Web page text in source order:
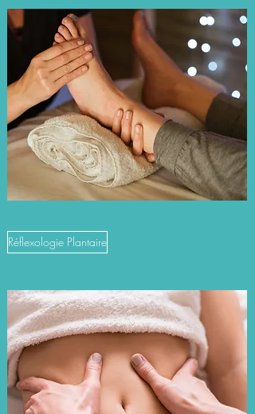
Réflexologie Plantaire